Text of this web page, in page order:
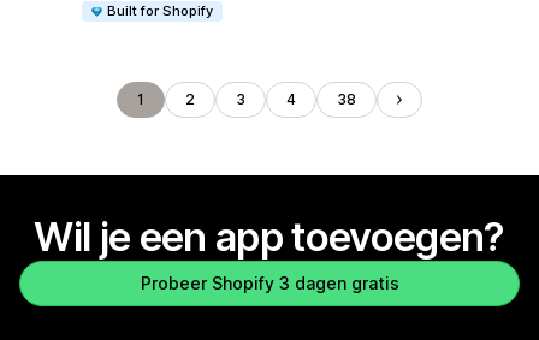
Built for Shopify
1 2 3 4 38
Wil je een app toevoegen?
Probeer Shopify 3 dagen gratis